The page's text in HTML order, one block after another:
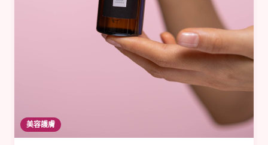
美容護膚